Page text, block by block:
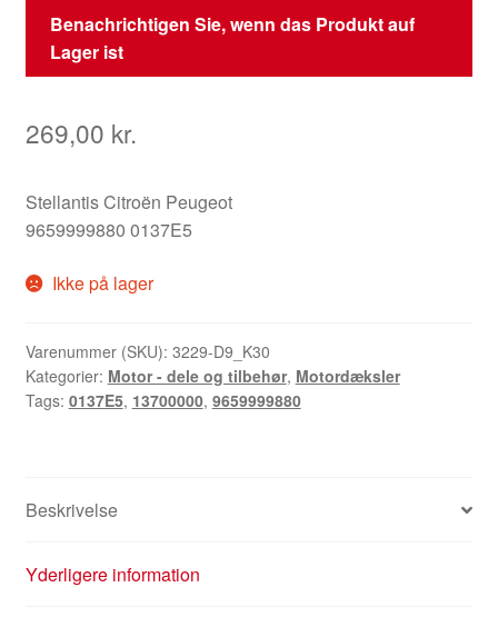
Benachrichtigen Sie, wenn das Produkt auf
Lager ist
269,00 kr.
Stellantis Citroën Peugeot
9659999880 0137E5
Ikke på lager
Varenummer (SKU): 3229-D9_K30
Kategorier: Motor - dele og tilbehør, Motordæksler
Tags: 0137E5, 13700000, 9659999880
Beskrivelse
Yderligere information